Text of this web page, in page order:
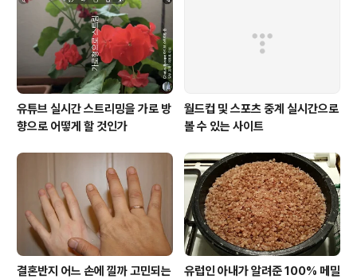
작가들이 계속 작업을 해오고 있다. 현재 2019년 발간된
제 38권이 마지막이다. 최근 세계 에스페란토 친구들 사이
에 전해지고 소식에 따르..
유튜브 실시간 스트리밍을 가로 방
향으로 어떻게 할 것인가
월드컵 및 스포츠 중계 실시간으로
볼 수 있는 사이트
결혼반지 어느 손에 낄까 고민되는
유럽인 아내가 알려준 100% 메밀